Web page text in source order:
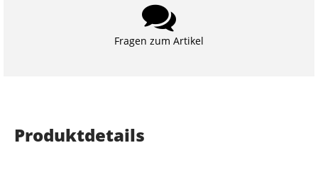
Fragen zum Artikel
Produktdetails